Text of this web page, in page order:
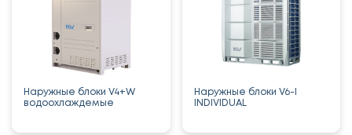
Наружные блоки V4+W
водоохлаждемые
Наружные блоки V6-I
INDIVIDUAL